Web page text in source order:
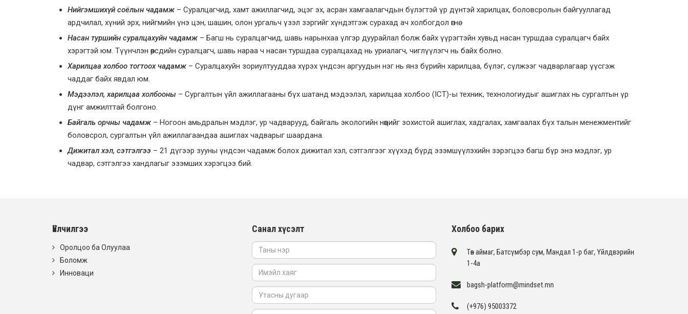
Нийгэмшихүй соёлын чадамж – Суралцагчид, хамт ажиллагчид, эцэг эх, асран хамгаалагчдын бүлэгтэй үр дүнтэй харилцах, боловсролын байгууллагад
ардчилал, хүний эрх, нийгмийн үнэ цэн, шашин, олон ургальч үзэл зэргийг хүндэтгэж сурахад ач холбогдол өгнө.
Насан туршийн суралцахуйн чадамж – Багш нь суралцагчид, шавь нарынхаа үлгэр дуурайлал болж байх үүрэгтэйн хувьд насан туршдаа суралцагч байх
хэрэгтэй юм. Түүнчлэн өөрсдийн суралцагч, шавь нараа ч насан туршдаа суралцахад нь уриалагч, чиглүүлэгч нь байх болно.
Харилцаа холбоо тогтоох чадамж – Суралцахуйн зориултууддаа хүрэх үндсэн аргуудын нэг нь янз бүрийн харилцаа, бүлэг, сүлжээг чадварлагаар үүсгэж
чаддаг байх явдал юм.
Мэдээлэл, харилцаа холбооны – Сургалтын үйл ажиллагааны бүх шатанд мэдээлэл, харилцаа холбоо (ICT)-ы техник, технологиудыг ашиглах нь сургалтын үр
дүнг амжилттай болгоно.
Байгаль орчны чадамж – Ногоон амьдралын мэдлэг, ур чадварууд, байгаль экологийн нөөцийг зохистой ашиглах, хадгалах, хамгаалах бүх талын менежментийг
боловсрол, сургалтын үйл ажиллагаандаа ашиглах чадварыг шаардана.
Дижитал хэл, сэтгэлгээ – 21 дүгээр зууны үндсэн чадамж болох дижитал хэл, сэтгэлгээг хүүхэд бүрд эзэмшүүлэхийн зэрэгцээ багш бүр энэ мэдлэг, ур
чадвар, сэтгэлгээ хандлагыг эзэмших хэрэгцээ бий.
Үйлчилгээ
Оролцоо ба Олуулаа
Боломж
Инноваци
Санал хүсэлт Холбоо барих
Төв аймаг, Батсүмбэр сум, Мандал 1-р баг, Үйлдвэрийн
1-4а
bagsh-platform@mindset.mn
(+976) 95003372